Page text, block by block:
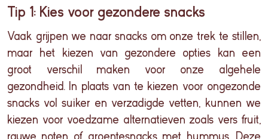
Tip 1: Kies voor gezondere snacks
Vaak grijpen we naar snacks om onze trek te stillen,
maar het kiezen van gezondere opties kan een
groot verschil maken voor onze algehele
gezondheid. In plaats van te kiezen voor ongezonde
snacks vol suiker en verzadigde vetten, kunnen we
kiezen voor voedzame alternatieven zoals vers fruit,